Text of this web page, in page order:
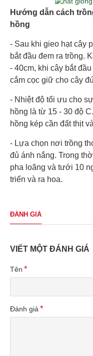
Hướng dẫn cách
hồng
- Sau khi gieo hạt cây
bắt đầu đem ra trồng.
- 40cm, khi cây bắt
cắm cọc giữ cho cây
- Nhiệt độ tối ưu cho
hồng là từ 15 - 30 độ
hồng kép cần đất thịt
- Lựa chọn nơi trồng
đủ ánh nắng. Trong
pha loãng và tưới 10
triển và ra hoa.
ĐÁNH GIÁ
VIẾT MỘT ĐÁNH GIÁ
Tên
Đánh giá